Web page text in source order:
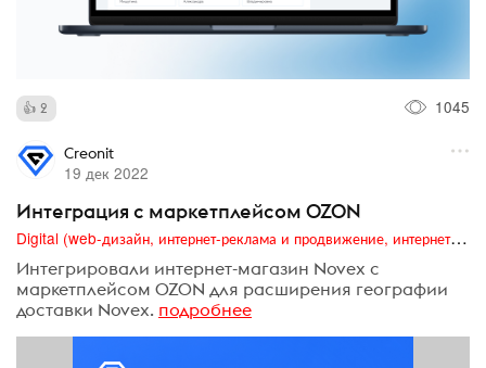
2 1045
Creonit
19 дек 2022
Интеграция с маркетплейсом OZON
Digital (web-дизайн, интернет-реклама и продвижение, интернет-сообщества и блоги, интернет-коммуникации, мобильный маркетинг, реклама на цифровых экранах)
Интегрировали интернет-магазин Novex с
маркетплейсом OZON для расширения географии
доставки Novex. подробнее